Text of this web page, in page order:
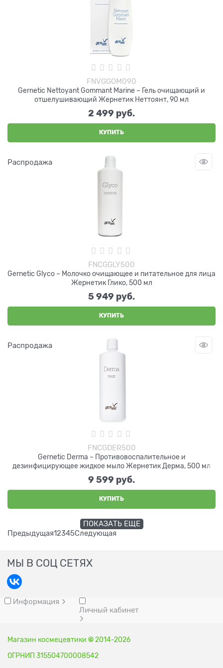
FNVGGOM090
Gernetic Nettoyant Gommant Marine – Гель очищающий и
отшелушивающий Жернетик Неттоянт, 90 мл
2 499 руб.
КУПИТЬ
Распродажа
FNCGGLY500
Gernetic Glyco – Молочко очищающее и питательное для лица
Жернетик Глико, 500 мл
5 949 руб.
КУПИТЬ
Распродажа
FNCGDER500
Gernetic Derma – Противовоспалительное и
дезинфицирующее жидкое мыло Жернетик Дерма, 500 мл
9 599 руб.
КУПИТЬ
ПОКАЗАТЬ ЕЩЕ
Предыдущая12345Следующая
МЫ В СОЦ СЕТЯХ
Информация
Личный кабинет
Магазин космецевтики © 2014-2026
ОГРНИП 315504700008542